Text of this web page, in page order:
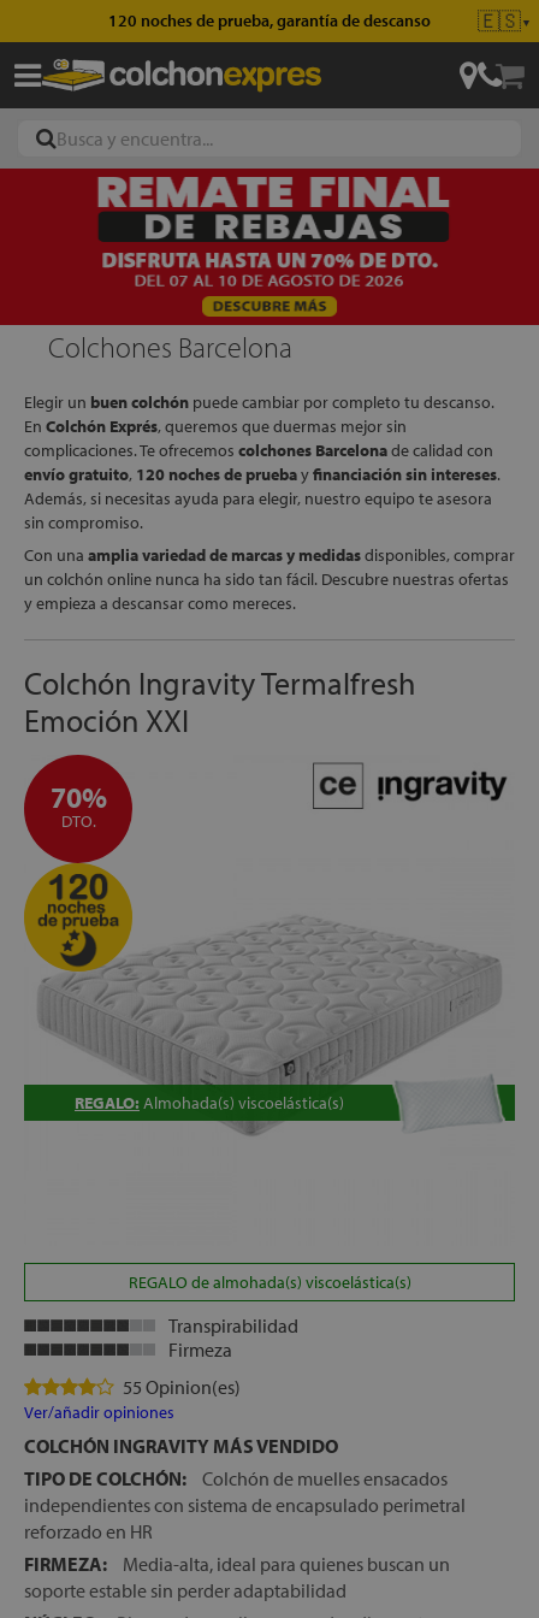
Envío gratis en pedidos superiores a 49€ 🇪🇸▼
Colchones Barcelona
Elegir un buen colchón puede cambiar por completo tu descanso.
En Colchón Exprés, queremos que duermas mejor sin
complicaciones. Te ofrecemos colchones Barcelonade calidad con
envío gratuito, 120 noches de pruebayfinanciación sin intereses.
Además, si necesitas ayuda para elegir, nuestro equipo te asesora
sin compromiso.
Con una amplia variedad de marcas y medidasdisponibles, comprar
un colchón online nunca ha sido tan fácil. Descubre nuestras ofertas
y empieza a descansar como mereces.
Colchón Ingravity Termalfresh
Emoción XXI
70%
DTO.
REGALO: Almohada(s) viscoelástica(s)
REGALO de almohada(s) viscoelástica(s)
Transpirabilidad
Firmeza
55 Opinion(es)
Ver/añadir opiniones
COLCHÓN INGRAVITY MÁS VENDIDO
TIPO DE COLCHÓN:
Colchón de muelles ensacados
independientes con sistema de encapsulado perimetral
reforzado en HR
FIRMEZA:
Media-alta, ideal para quienes buscan un
soporte estable sin perder adaptabilidad